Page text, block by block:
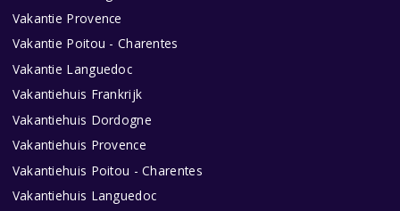
Vakantie Provence
Vakantie Poitou - Charentes
Vakantie Languedoc
Vakantiehuis Frankrijk
Vakantiehuis Dordogne
Vakantiehuis Provence
Vakantiehuis Poitou - Charentes
Vakantiehuis Languedoc